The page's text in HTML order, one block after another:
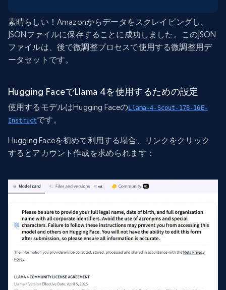
素晴らしい！Amazonからデータをスクレイピングし、
JSONファイルに保存することに成功しました。このJSON
ファイルは、後で微調整プロセスで使用する微調整用デ
ータセットです。
Hugging FaceでLlama 4を使用するための設定
使用するモデルはHugging FaceのLlama-4-Scout-17B-16E-
Instructです。
Hugging Faceを初めて利用する場合、リンクをクリック
するとアカウント作成を求められます：